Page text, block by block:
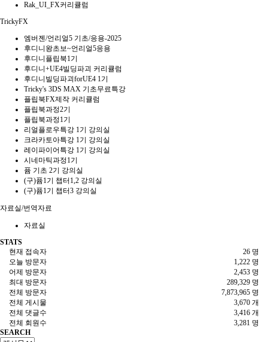
Rak_UI_FX커리큘럼
TrickyFX
엠버젠/언리얼5 기초/응용-2025
후디니왕초보~언리얼5응용
후디니플립북1기
후디니+UE4빌딩파괴 커리큘럼
후디니빌딩파괴forUE4 1기
Tricky's 3DS MAX 기초무료특강
플립북FX제작 커리큘럼
플립북과정2기
플립북과정1기
리얼플로우특강 1기 강의실
크라카토아특강 1기 강의실
레이파이어특강 1기 강의실
시네마틱과정1기
퓸 기초 2기 강의실
(구)퓸1기 챕터1,2 강의실
(구)퓸1기 챕터3 강의실
자료실/번역자료
자료실
STATS
26 명
현재 접속자
1,222 명
오늘 방문자
2,453 명
어제 방문자
289,329 명
최대 방문자
7,873,965 명
전체 방문자
3,670 개
전체 게시물
3,416 개
전체 댓글수
3,281 명
전체 회원수
SEARCH